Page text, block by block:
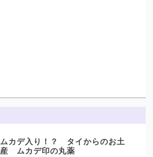
ムカデ入り！？ タイからのお土
産 ムカデ印の丸薬